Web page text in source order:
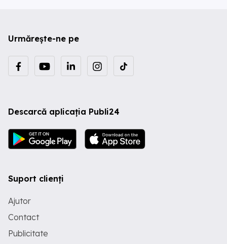
Urmărește-ne pe
Descarcă aplicația Publi24
Suport clienți
Ajutor
Contact
Publicitate